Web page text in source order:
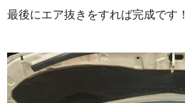
最後にエア抜きをすれば完成です！